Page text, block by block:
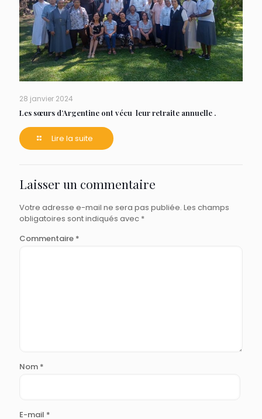
28 janvier 2024
Les sœurs d’Argentine ont vécu leur retraite annuelle .
Lire la suite
Laisser un commentaire
Votre adresse e-mail ne sera pas publiée. Les champs
obligatoires sont indiqués avec *
Commentaire *
Nom *
E-mail *